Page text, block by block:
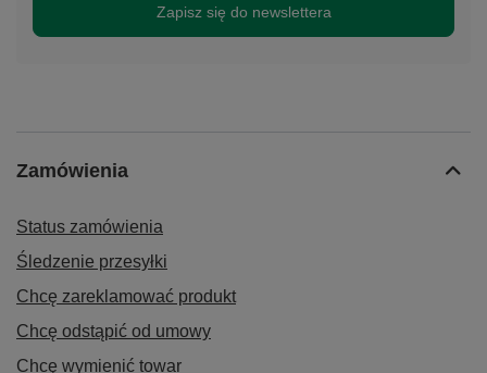
Zapisz się do newslettera
Zamówienia
Status zamówienia
Śledzenie przesyłki
Chcę zareklamować produkt
Chcę odstąpić od umowy
Chcę wymienić towar